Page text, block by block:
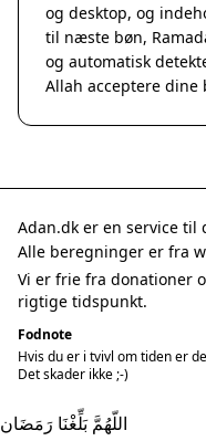
og desktop, og
til næste bøn,
og automatisk
Allah acceptere dine
Adan.dk er en service til
Alle beregninger er fra
Vi er frie fra donationer
rigtige tidspunkt.
Fodnote
Hvis du er i tvivl om tiden er
Det skader ikke ;-)
اللّهُمَّ بَلِّغْنَا رَمَضَان